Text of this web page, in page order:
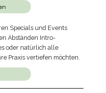
Specials und Events
Abständen Intro-
oder natürlich alle
Praxis vertiefen möchten.